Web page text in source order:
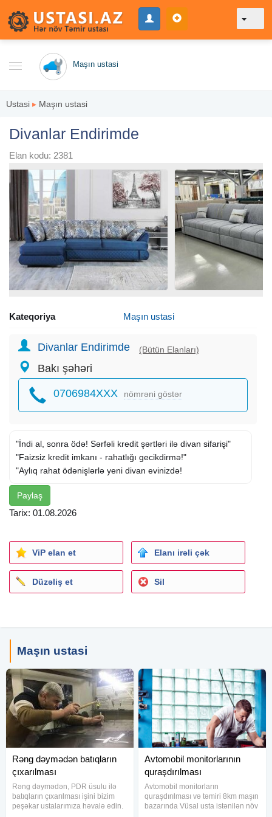
Maşın ustasi
Ustasi ▸ Maşın ustasi
Divanlar Endirimde
Elan kodu: 2381
Kateqoriya Maşın ustasi
Divanlar Endirimde (Bütün Elanları)
Bakı şəhəri
0706984XXX nömrəni göstər
"İndi al, sonra ödə! Sərfəli kredit şərtləri ilə divan sifarişi"
"Faizsiz kredit imkanı - rahatlığı gecikdirmə!"
"Aylıq rahat ödənişlərlə yeni divan evinizdə!
Paylaş
Tarix: 01.08.2026
ViP elan et Elanı irəli çək
Düzəliş et Sil
Maşın ustasi
Rəng dəymədən batıqların
çıxarılması
Rəng dəymədən, PDR üsulu ilə
batıqların çıxarılması işini bizim
peşəkar ustalarımıza həvalə edin.
Avtomobil monitorlarının
quraşdırılması
Avtomobil monitorların
quraşdırılması və təmiri 8km maşın
bazarında Vüsal usta istənilən növ